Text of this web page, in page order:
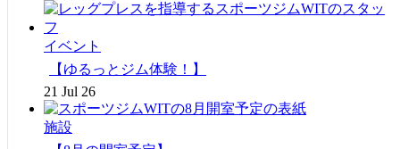
イベント
【ゆるっとジム体験！】
21 Jul 26
施設